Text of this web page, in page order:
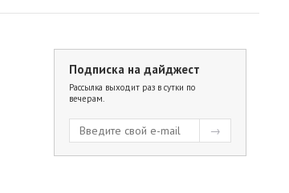
Подписка на дайджест
Рассылка выходит раз в сутки по
вечерам.